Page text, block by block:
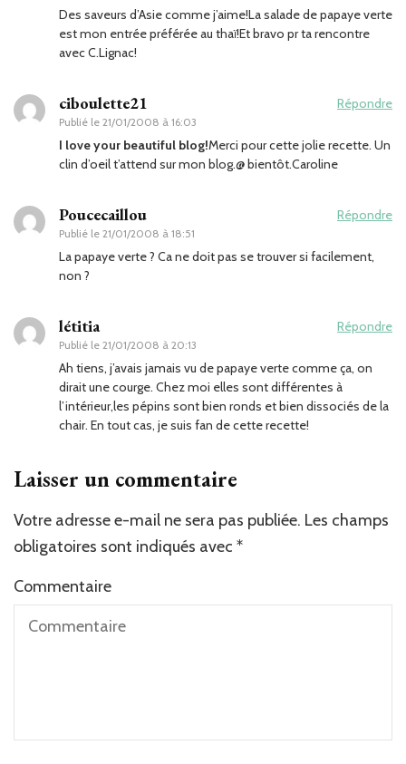
Des saveurs d’Asie comme j’aime!La salade de papaye verte
est mon entrée préférée au thaï!Et bravo pr ta rencontre
avec C.Lignac!
ciboulette21
Publié le 21/01/2008 à 16:03
Répondre
I love your beautiful blog!Merci pour cette jolie recette. Un
clin d’oeil t’attend sur mon blog.@ bientôt.Caroline
Poucecaillou
Publié le 21/01/2008 à 18:51
Répondre
La papaye verte ? Ca ne doit pas se trouver si facilement,
non ?
létitia
Publié le 21/01/2008 à 20:13
Répondre
Ah tiens, j’avais jamais vu de papaye verte comme ça, on
dirait une courge. Chez moi elles sont différentes à
l’intérieur,les pépins sont bien ronds et bien dissociés de la
chair. En tout cas, je suis fan de cette recette!
Laisser un commentaire
Votre adresse e-mail ne sera pas publiée. Les champs
obligatoires sont indiqués avec *
Commentaire